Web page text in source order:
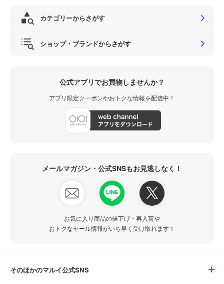
カテゴリーからさがす
ショップ・ブランドからさがす
公式アプリでお買物しませんか？
アプリ限定クーポンやおトクな情報を配信中！
メールマガジン・公式SNSもお見逃しなく！
お気に入り商品の値下げ・再入荷や
おトクなセール情報がいち早く受け取れます！
そのほかのマルイ公式SNS